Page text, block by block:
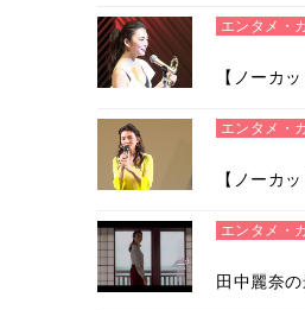
エンタメ・
【ノーカ
エンタメ・
【ノーカ
エンタメ・
田中麗奈